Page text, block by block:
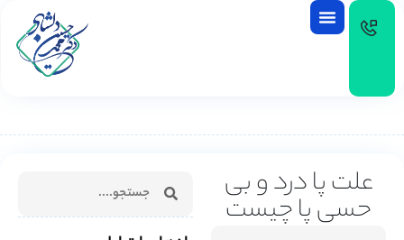
علت پا درد و بی
حسی پا چیست